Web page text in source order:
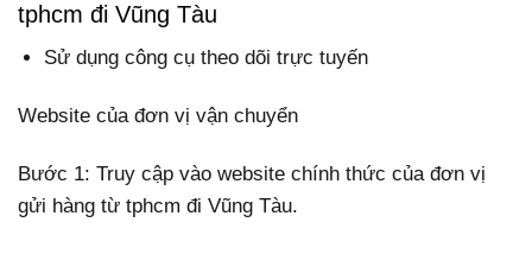
tphcm đi Vũng Tàu
Sử dụng công cụ theo dõi trực tuyến
Website của đơn vị vận chuyển
Bước 1: Truy cập vào website chính thức của đơn vị
gửi hàng từ tphcm đi Vũng Tàu.